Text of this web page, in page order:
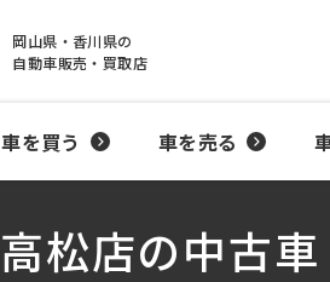
岡山県・香川県の
自動車販売・買取店
車を買う 車を売る
高松店の中古車